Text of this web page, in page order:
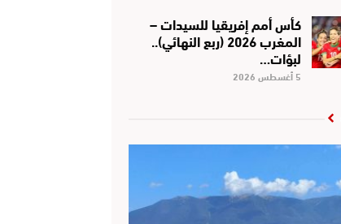
كأس أمم إفريقيا للسيدات –
المغرب 2026 (ربع النهائي)..
لبؤات…
5 أغسطس 2026